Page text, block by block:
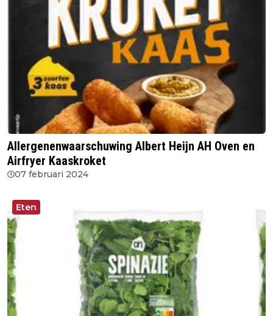
Allergenenwaarschuwing Albert Heijn AH Oven en
Airfryer Kaaskroket
07 februari 2024
Eten